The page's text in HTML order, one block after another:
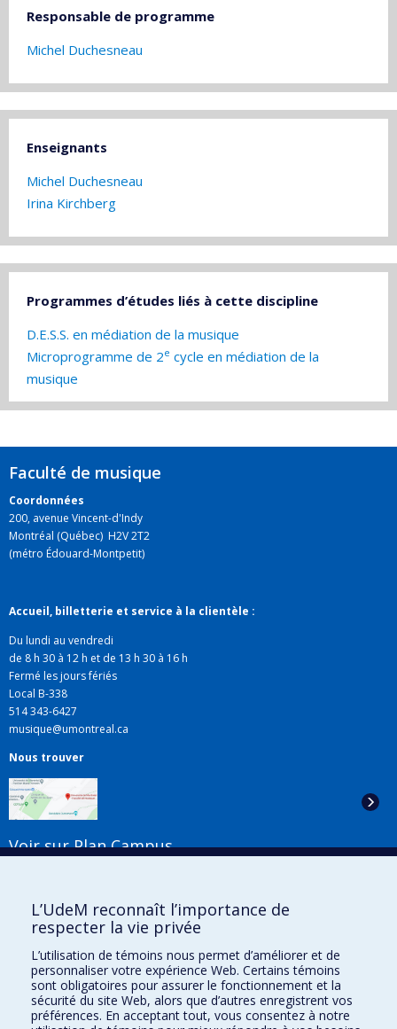
Responsable de programme
Michel Duchesneau
Enseignants
Michel Duchesneau
Irina Kirchberg
Programmes d’études liés à cette discipline
D.E.S.S. en médiation de la musique
Microprogramme de 2e cycle en médiation de la
musique
Faculté de musique
Coordonnées
200, avenue Vincent-d'Indy
Montréal (Québec) H2V 2T2
(métro Édouard-Montpetit)
Accueil, billetterie et service à la clientèle :
Du lundi au vendredi
de 8 h 30 à 12 h et de 13 h 30 à 16 h
Fermé les jours fériés
Local B-338
514 343-6427
musique@umontreal.ca
Nous trouver
Voir sur Plan Campus
Liens utiles
Plan du site
Accessibilité
L’UdeM reconnaît l’importance de
respecter la vie privée
L’utilisation de témoins nous permet d’améliorer et de
personnaliser votre expérience Web. Certains témoins
sont obligatoires pour assurer le fonctionnement et la
sécurité du site Web, alors que d’autres enregistrent vos
préférences. En acceptant tout, vous consentez à notre